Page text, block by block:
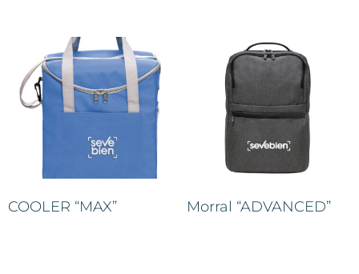
COOLER “MAX” Morral “ADVANCED”